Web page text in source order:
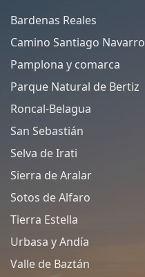
Bardenas Reales
Camino Santiago Navarro
Pamplona y comarca
Parque Natural de Bertiz
Roncal-Belagua
San Sebastián
Selva de Irati
Sierra de Aralar
Sotos de Alfaro
Tierra Estella
Urbasa y Andía
Valle de Baztán